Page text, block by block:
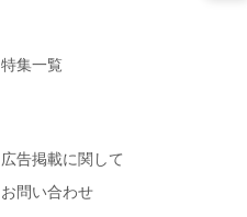
特集一覧
広告掲載に関して
お問い合わせ